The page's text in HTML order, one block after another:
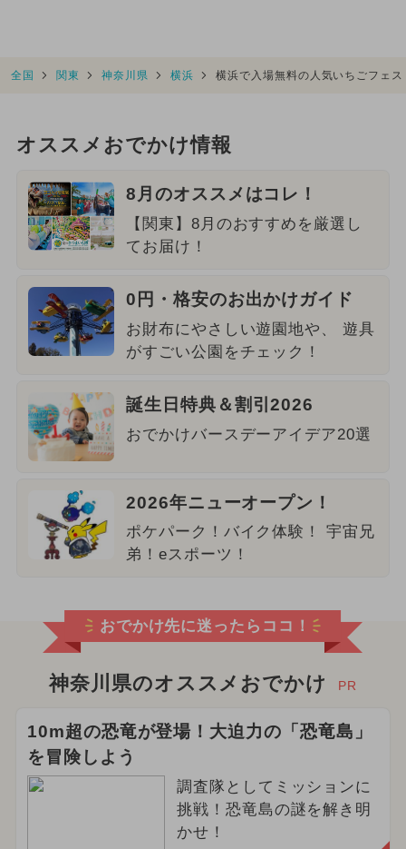
全国 関東 神奈川県 横浜 横浜で入場無料の人気いちごフェ
オススメおでかけ情報
8月のオススメはコレ！
【関東】8月のおすすめを厳選し
てお届け！
0円・格安のお出かけガイド
お財布にやさしい遊園地や、 遊具
がすごい公園をチェック！
誕生日特典＆割引2026
おでかけバースデーアイデア20選
2026年ニューオープン！
ポケパーク！バイク体験！ 宇宙兄
弟！eスポーツ！
おでかけ先に迷ったらココ！
神奈川県のオススメおでかけ PR
10m超の恐竜が登場！大迫力の「恐竜島」
を冒険しよう
調査隊としてミッションに
挑戦！恐竜島の謎を解き明
かせ！